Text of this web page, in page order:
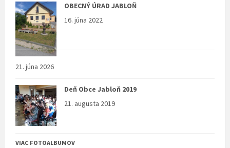
OBECNÝ ÚRAD JABLOŇ
16. júna 2022
21. júna 2026
Deň Obce Jabloň 2019
21. augusta 2019
VIAC FOTOALBUMOV